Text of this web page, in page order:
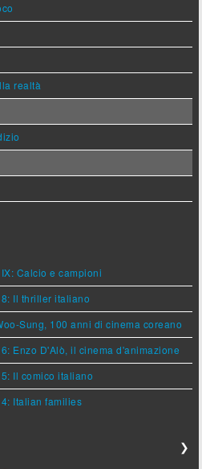
realtà
Calcio e campioni
Il thriller italiano
Sung, 100 anni di cinema coreano
Enzo D'Alò, il cinema d'animazione
Il comico italiano
Italian families
❯